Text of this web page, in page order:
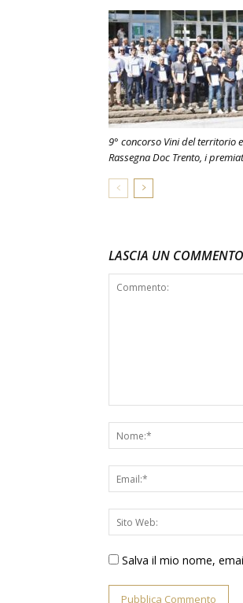
9° concorso Vini del territorio
Rassegna Doc Trento, i
LASCIA UN COMMENTO
Salva il mio nome,